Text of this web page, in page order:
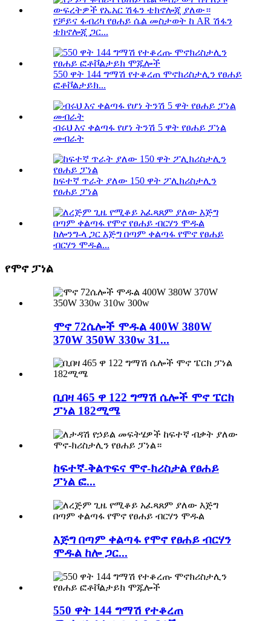
የቻይና ፋብሪካ የፀሐይ ሴል መስታወት ከ AR ሽፋን
ቴክኖሎጂ ጋር...
550 ዋት 144 ግማሽ የተቆረጠ ሞኖክሪስታሊን የፀሐይ
ፎቶቮልታይክ...
ብሩህ እና ቀልጣፋ የሆነ ትንሽ 5 ዋት የፀሐይ ፓነል
መብራት
ከፍተኛ ጥራት ያለው 150 ዋት ፖሊክሪስታሊን
የፀሐይ ፓነል
ከሎንግ-ላ ጋር እጅግ በጣም ቀልጣፋ የሞኖ የፀሐይ
ብርሃን ሞዱል...
የሞኖ ፓነል
ሞኖ 72ሴሎች ሞዱል 400W 380W
370W 350W 330w 31...
ቢበዛ 465 ዋ 122 ግማሽ ሴሎች ሞኖ ፔርክ
ፓነል 182ሚሜ
ከፍተኛ-ቅልጥፍና ሞኖ-ክሪስታል የፀሐይ
ፓነል ፎ...
እጅግ በጣም ቀልጣፋ የሞኖ የፀሐይ ብርሃን
ሞዱል ከሎ ጋር...
550 ዋት 144 ግማሽ የተቆረጠ